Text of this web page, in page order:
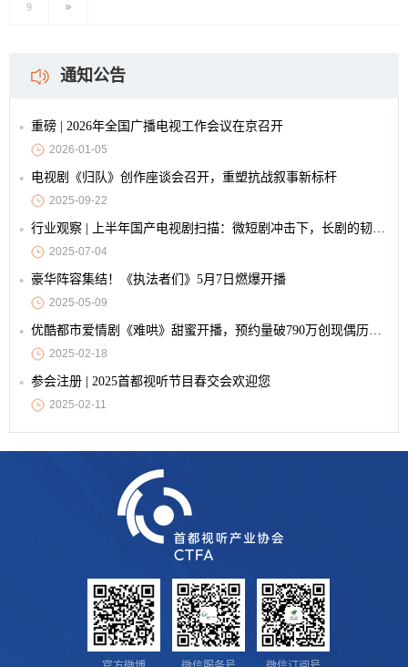
9
通知公告
重磅 | 2026年全国广播电视工作会议在京召开
2026-01-05
电视剧《归队》创作座谈会召开，重塑抗战叙事新标杆
2025-09-22
行业观察 | 上半年国产电视剧扫描：微短剧冲击下，长剧的韧性与创新
2025-07-04
豪华阵容集结！《执法者们》5月7日燃爆开播
2025-05-09
优酷都市爱情剧《难哄》甜蜜开播，预约量破790万创现偶历史纪录
2025-02-18
参会注册 | 2025首都视听节目春交会欢迎您
2025-02-11